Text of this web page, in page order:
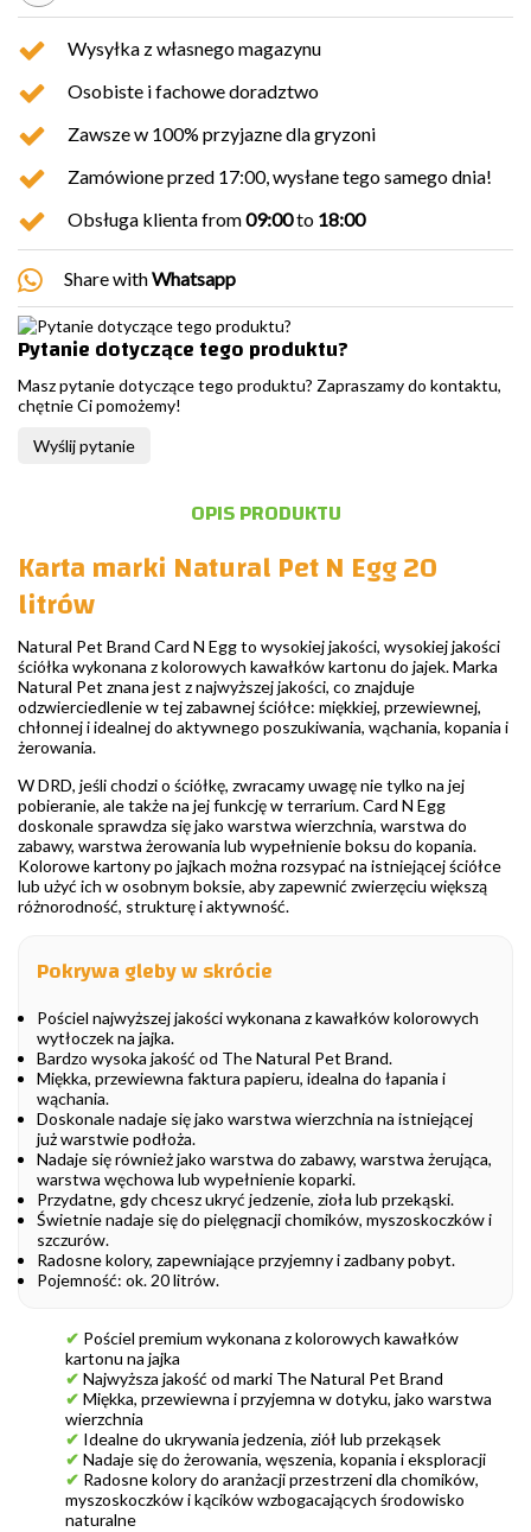
Wysyłka z własnego magazynu
Osobiste i fachowe doradztwo
Zawsze w 100% przyjazne dla gryzoni
Zamówione przed 17:00, wysłane tego samego dnia!
Obsługa klienta from09:00to 18:00
Share withWhatsapp
Pytanie dotyczące tego produktu?
Masz pytanie dotyczące tego produktu? Zapraszamy do kontaktu,
chętnie Ci pomożemy!
Wyślij pytanie
OPIS PRODUKTU
Karta marki Natural Pet N Egg 20
litrów
Natural Pet Brand Card N Egg to wysokiej jakości, wysokiej jakości
ściółka wykonana z kolorowych kawałków kartonu do jajek. Marka
Natural Pet znana jest z najwyższej jakości, co znajduje
odzwierciedlenie w tej zabawnej ściółce: miękkiej, przewiewnej,
chłonnej i idealnej do aktywnego poszukiwania, wąchania, kopania i
żerowania.
W DRD, jeśli chodzi o ściółkę, zwracamy uwagę nie tylko na jej
pobieranie, ale także na jej funkcję w terrarium. Card N Egg
doskonale sprawdza się jako warstwa wierzchnia, warstwa do
zabawy, warstwa żerowania lub wypełnienie boksu do kopania.
Kolorowe kartony po jajkach można rozsypać na istniejącej ściółce
lub użyć ich w osobnym boksie, aby zapewnić zwierzęciu większą
różnorodność, strukturę i aktywność.
Pokrywa gleby w skrócie
Pościel najwyższej jakości wykonana z kawałków kolorowych
wytłoczek na jajka.
Bardzo wysoka jakość od The Natural Pet Brand.
Miękka, przewiewna faktura papieru, idealna do łapania i
wąchania.
Doskonale nadaje się jako warstwa wierzchnia na istniejącej
już warstwie podłoża.
Nadaje się również jako warstwa do zabawy, warstwa żerująca,
warstwa węchowa lub wypełnienie koparki.
Przydatne, gdy chcesz ukryć jedzenie, zioła lub przekąski.
Świetnie nadaje się do pielęgnacji chomików, myszoskoczków i
szczurów.
Radosne kolory, zapewniające przyjemny i zadbany pobyt.
Pojemność: ok. 20 litrów.
✔ Pościel premium wykonana z kolorowych kawałków
kartonu na jajka
✔ Najwyższa jakość od marki The Natural Pet Brand
✔ Miękka, przewiewna i przyjemna w dotyku, jako warstwa
wierzchnia
✔ Idealne do ukrywania jedzenia, ziół lub przekąsek
✔ Nadaje się do żerowania, węszenia, kopania i eksploracji
✔ Radosne kolory do aranżacji przestrzeni dla chomików,
myszoskoczków i kącików wzbogacających środowisko
naturalne